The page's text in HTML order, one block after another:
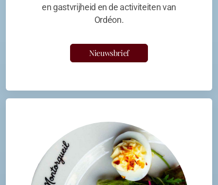
en gastvrijheid en de activiteiten van
Ordéon.
Nieuwsbrief